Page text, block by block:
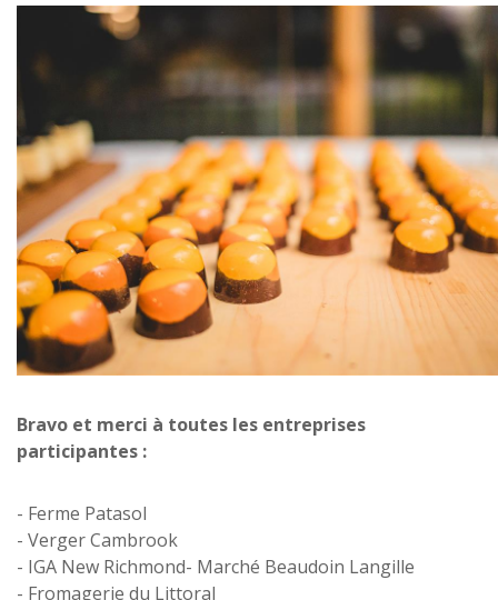
Bravo et merci à toutes les entreprises
participantes :
- Ferme Patasol
- Verger Cambrook
- IGA New Richmond- Marché Beaudoin Langille
- Fromagerie du Littoral